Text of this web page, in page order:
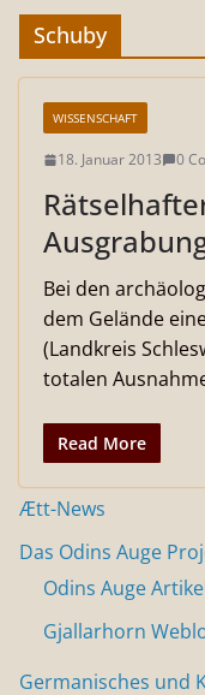
Schuby
WISSENSCHAFT
18. Januar 2013 0
Bei den
dem Gelände
(Landkreis
totalen
Read More
Ætt-News
Das Odins Auge
Odins Auge
Gjallarhorn
Germanisches und